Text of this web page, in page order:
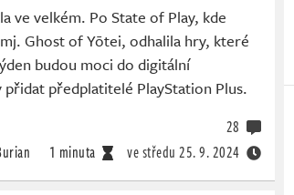
ve velkém. Po State of Play, kde
Ghost of Yōtei, odhalila hry, které
budou moci do digitální
přidat předplatitelé PlayStation Plus.
1 minuta ve středu 25. 9. 2024
28